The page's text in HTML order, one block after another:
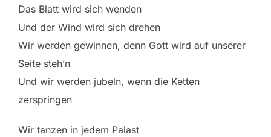
Das Blatt wird sich wenden
Und der Wind wird sich drehen
Wir werden gewinnen, denn Gott wird auf unserer
Seite steh’n
Und wir werden jubeln, wenn die Ketten
zerspringen
Wir tanzen in jedem Palast